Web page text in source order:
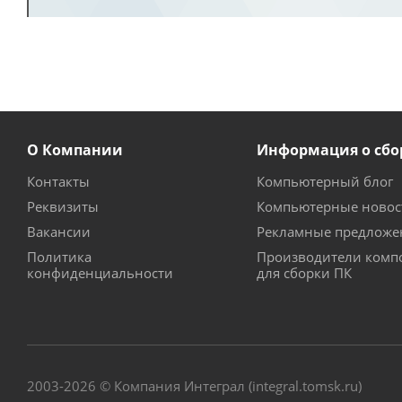
О Компании
Контакты
Реквизиты
Вакансии
Политика
конфиденциальности
Информация о
Компьютерный блог
Компьютерные
Рекламные
Производители
для сборки ПК
2003-2026 © Компания Интеграл (integral.tomsk.ru)